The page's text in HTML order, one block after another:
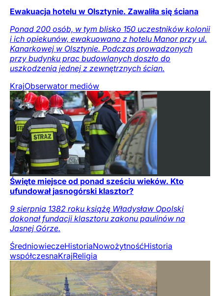
Ewakuacja hotelu w Olsztynie. Zawaliła się ściana
Ponad 200 osób, w tym blisko 150 uczestników kolonii
i ich opiekunów, ewakuowano z hotelu Manor przy ul.
Kanarkowej w Olsztynie. Podczas prowadzonych
przy budynku prac budowlanych doszło do
uszkodzenia jednej z zewnętrznych ścian.
KrajObserwator mediów
Święte miejsce od ponad sześciu wieków. Kto
ufundował jasnogórski klasztor?
9 sierpnia 1382 roku książę Władysław Opolski
dokonał fundacji klasztoru zakonu paulinów na
Jasnej Górze.
ŚredniowieczeHistoriaNowożytnośćHistoria
współczesnaKrajReligia